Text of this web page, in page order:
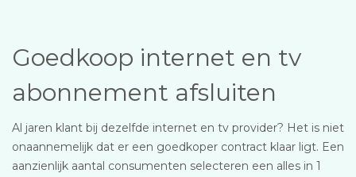
Goedkoop internet en tv
abonnement afsluiten
Al jaren klant bij dezelfde internet en tv provider? Het is niet
onaannemelijk dat er een goedkoper contract klaar ligt. Een
aanzienlijk aantal consumenten selecteren een alles in 1